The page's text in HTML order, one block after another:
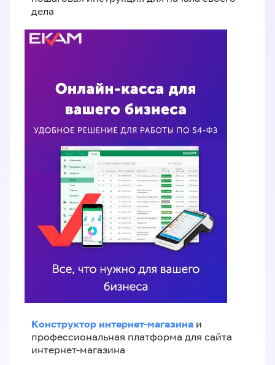
дела
Конструктор интернет-магазина и
профессиональная платформа для сайта
интернет-магазина